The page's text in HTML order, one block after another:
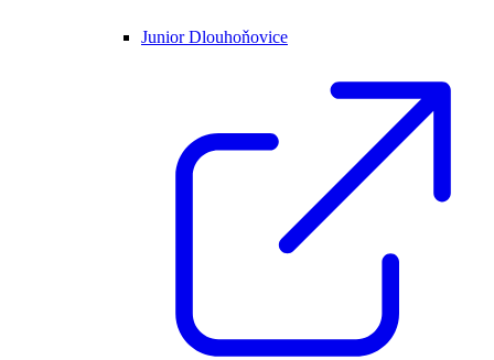
Junior Dlouhoňovice